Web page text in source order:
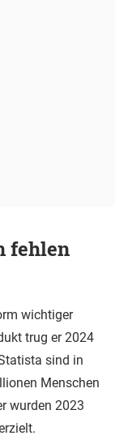
fehlen
wichtiger
trug er 2024
sind in
Menschen
wurden 2023